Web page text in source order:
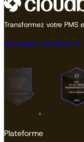
Transformez votre PMS
Demander une démo
Plateforme